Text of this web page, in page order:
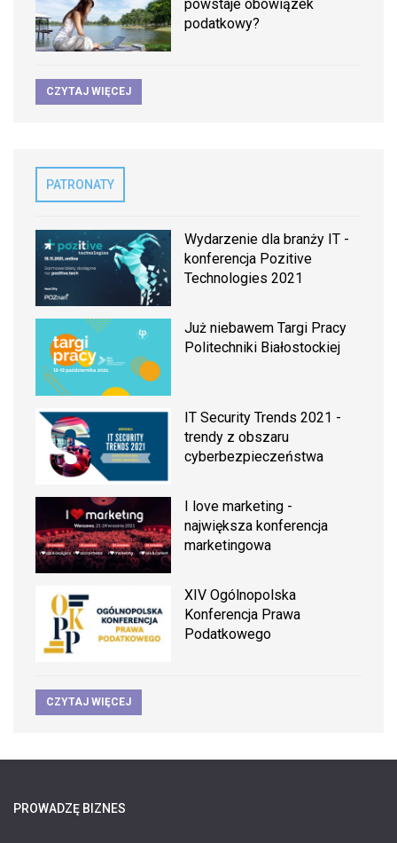
powstaje obowiązek
podatkowy?
CZYTAJ WIĘCEJ
PATRONATY
Wydarzenie dla branży IT -
konferencja Pozitive
Technologies 2021
Już niebawem Targi Pracy
Politechniki Białostockiej
IT Security Trends 2021 -
trendy z obszaru
cyberbezpieczeństwa
I love marketing -
największa konferencja
marketingowa
XIV Ogólnopolska
Konferencja Prawa
Podatkowego
CZYTAJ WIĘCEJ
PROWADZĘ BIZNES